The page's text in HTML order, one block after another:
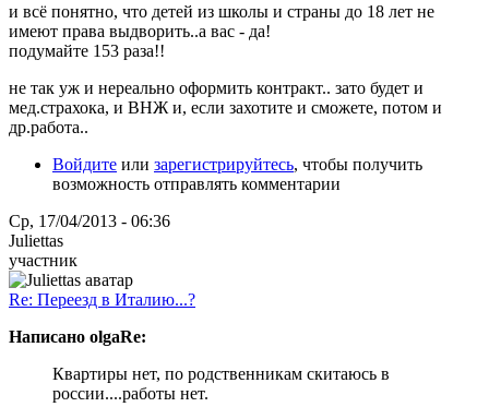
и всё понятно, что детей из школы и страны до 18 лет не
имеют права выдворить..а вас - да!
подумайте 153 раза!!
не так уж и нереально оформить контракт.. зато будет и
мед.страхока, и ВНЖ и, если захотите и сможете, потом и
др.работа..
Войдите или зарегистрируйтесь, чтобы получить
возможность отправлять комментарии
Ср, 17/04/2013 - 06:36
Juliettas
участник
Re: Переезд в Италию...?
Написано olgaRe:
Квартиры нет, по родственникам скитаюсь в
россии....работы нет.